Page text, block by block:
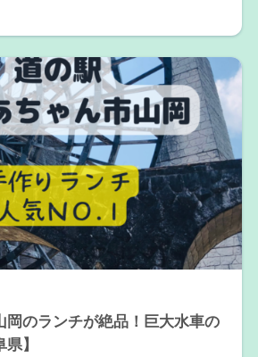
岡のランチが絶品！巨大水車の
】